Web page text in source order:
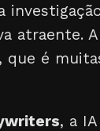
atraente.
que é
, a